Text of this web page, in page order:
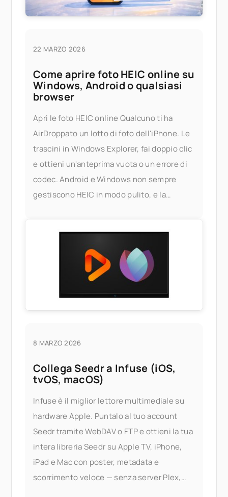
22 MARZO 2026
Come aprire foto HEIC online su
Windows, Android o qualsiasi
browser
Apri le foto HEIC online Qualcuno ti ha
AirDroppato un lotto di foto dell'iPhone. Le
trascini in Windows Explorer, fai doppio clic
e ottieni un'anteprima vuota o un errore di
codec. Android e Windows non sempre
gestiscono HEIC in modo pulito, e la
8 MARZO 2026
Collega Seedr a Infuse (iOS,
tvOS, macOS)
Infuse è il miglior lettore multimediale su
hardware Apple. Puntalo al tuo account
Seedr tramite WebDAV o FTP e ottieni la tua
intera libreria Seedr su Apple TV, iPhone,
iPad e Mac con poster, metadata e
scorrimento veloce — senza server Plex,